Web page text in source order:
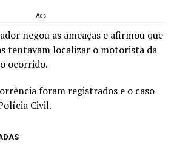
Ads
negou as ameaças e afirmou que
tentavam localizar o motorista da
ocorrido.
foram registrados e o caso
Civil.